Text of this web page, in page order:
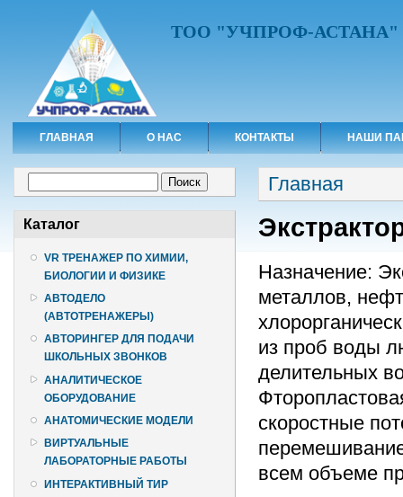
ТОО "УЧПРОФ-АСТАНА"
ГЛАВНАЯ О НАС КОНТАКТЫ НАШИ
Каталог
VR ТРЕНАЖЕР ПО ХИМИИ,
БИОЛОГИИ И ФИЗИКЕ
АВТОДЕЛО
(АВТОТРЕНАЖЕРЫ)
АВТОРИНГЕР ДЛЯ ПОДАЧИ
ШКОЛЬНЫХ ЗВОНКОВ
АНАЛИТИЧЕСКОЕ
ОБОРУДОВАНИЕ
АНАТОМИЧЕСКИЕ МОДЕЛИ
ВИРТУАЛЬНЫЕ
ЛАБОРАТОРНЫЕ РАБОТЫ
ИНТЕРАКТИВНЫЙ ТИР
Вы здесь
Главная
Назначение:
металлов,
из проб воды
делительных
скоростные
всем объеме